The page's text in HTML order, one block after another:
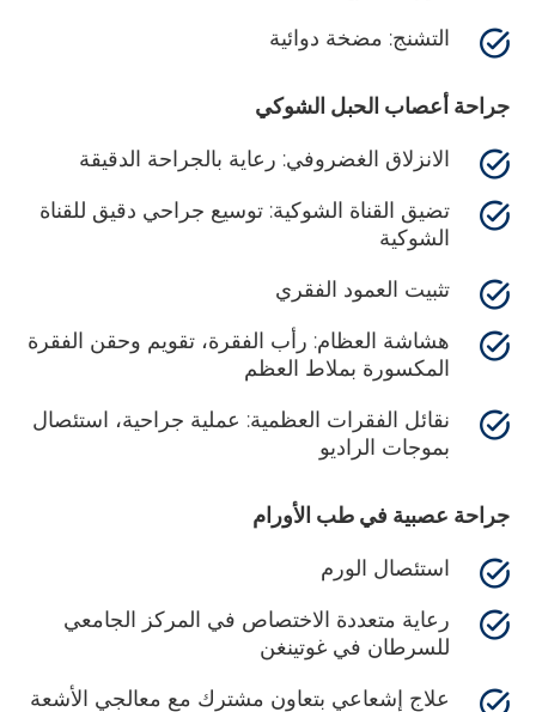
التشنج: مضخة دوائية
جراحة أعصاب الحبل الشوكي
الانزلاق الغضروفي: رعاية بالجراحة الدقيقة
تضيق القناة الشوكية: توسيع جراحي دقيق للقناة
الشوكية
تثبيت العمود الفقري
هشاشة العظام: رأب الفقرة، تقويم وحقن الفقرة
المكسورة بملاط العظم
نقائل الفقرات العظمية: عملية جراحية، استئصال
بموجات الراديو
جراحة عصبية في طب الأورام
استئصال الورم
رعاية متعددة الاختصاص في المركز الجامعي
للسرطان في غوتينغن
علاج إشعاعي بتعاون مشترك مع معالجي الأشعة